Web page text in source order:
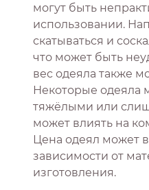
могут быть
использовании.
скатываться и
что может быть
вес одеяла также
Некоторые одеяла
тяжёлыми или
может влиять на
Цена одеял может
зависимости от
изготовления.